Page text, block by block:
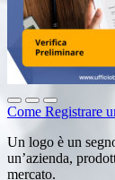
Come Registrare
Un logo è un
un’azienda,
mercato.